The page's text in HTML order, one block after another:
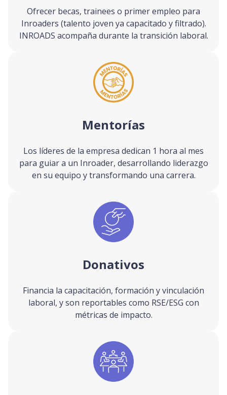
Ofrecer becas, trainees o primer empleo para
Inroaders (talento joven ya capacitado y filtrado).
INROADS acompaña durante la transición laboral.
Mentorías
Los líderes de la empresa dedican 1 hora al mes
para guiar a un Inroader, desarrollando liderazgo
en su equipo y transformando una carrera.
Donativos
Financia la capacitación, formación y vinculación
laboral, y son reportables como RSE/ESG con
métricas de impacto.